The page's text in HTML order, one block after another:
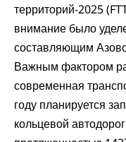
территорий-2025
внимание было
составляющим
Важным фактором
современная
году планируется
кольцевой